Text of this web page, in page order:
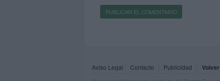
Aviso Legal Contacto Publicidad